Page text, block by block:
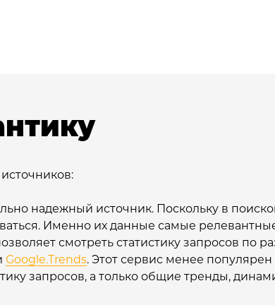
надежный источник. Поскольку в
Именно их данные самые
смотреть статистику запросов по
Google.Trends. Этот сервис менее популярен
запросов, а только общие тренды,